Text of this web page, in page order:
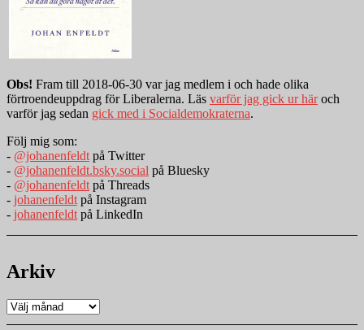
Obs! Fram till 2018-06-30 var jag medlem i och hade olika
förtroendeuppdrag för Liberalerna. Läs varför jag gick ur häroch
varför jag sedan gick med i Socialdemokraterna.
Följ mig som:
- @johanenfeldt på Twitter
- @johanenfeldt.bsky.social på Bluesky
- @johanenfeldt på Threads
- johanenfeldt på Instagram
- johanenfeldt på LinkedIn
Arkiv
Arkiv